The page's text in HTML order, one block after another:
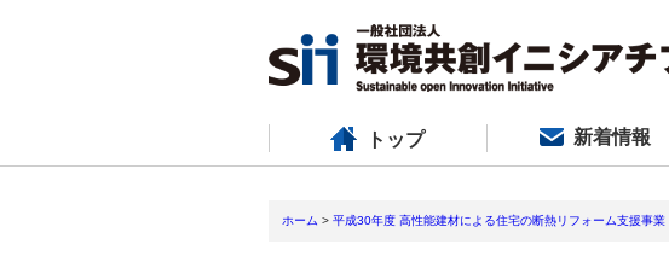
トップ 新着情報
ホーム > 平成30年度 高性能建材による住宅の断熱リフォーム支援事業